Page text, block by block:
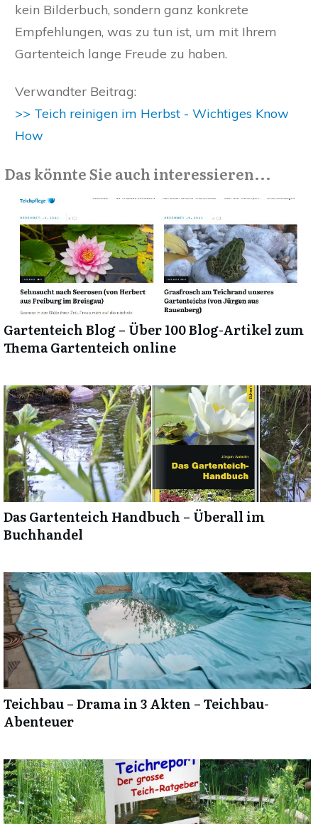
kein Bilderbuch, sondern ganz konkrete
Empfehlungen, was zu tun ist, um mit Ihrem
Gartenteich lange Freude zu haben.
Verwandter Beitrag:
>> Teich reinigen im Herbst - Wichtiges Know
How
Das könnte Sie auch interessieren...
Gartenteich Blog – Über 100 Blog-Artikel zum
Thema Gartenteich online
Das Gartenteich Handbuch – Überall im
Buchhandel
Teichbau – Drama in 3 Akten – Teichbau-
Abenteuer